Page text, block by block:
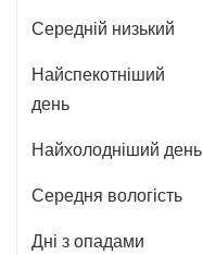
Середній низький
Найспекотніший
день
Найхолодніший день
Середня вологість
Дні з опадами